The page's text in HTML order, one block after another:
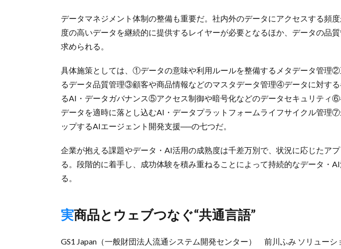
データマネジメント体制の整備も重要だ。社内外のデータにアクセスする頻
度の高いデータを継続的に提供するレイヤーが必要となるほか、データの品
求められる。
具体施策としては、①データの意味や利用ルールを整備するメタデータ管理
るデータ品質管理③顧客や商品情報などのマスタデータ管理④データに対す
るAI・データガバナンス⑤アクセス制御や暗号化などのデータセキュリティ
データを適時に落とし込むAI・データプラットフォームライフサイクル管理
ップするAIエージェント開発支援──の七つだ。
企業が抱える課題やデータ・AI活用の成熟度は千差万別で、状況に応じたア
る。段階的に着手し、成功体験を積み重ねることによって持続的なデータ・
る。
実商品とウェブつなぐ“共通言語”
GS1 Japan（一般財団法人流通システム開発センター） 前川ふみ ソリューシ